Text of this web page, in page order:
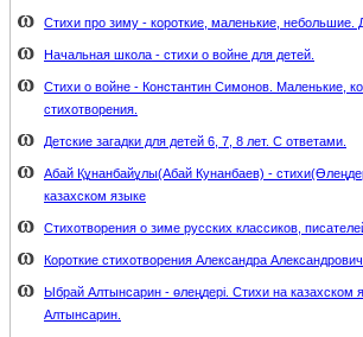
Стихи про зиму - короткие, маленькие, небольшие.
Начальная школа - стихи о войне для детей.
Стихи о войне - Константин Симонов. Маленькие,
стихотворения.
Детские загадки для детей 6, 7, 8 лет. С ответами.
Абай Құнанбайұлы(Абай Кунанбаев) -
казахском языке
Стихотворения о зиме русских классиков,
Короткие стихотворения Александра
Ыбрай Алтынсарин - өлеңдері. Стихи на казахском
Алтынсарин.